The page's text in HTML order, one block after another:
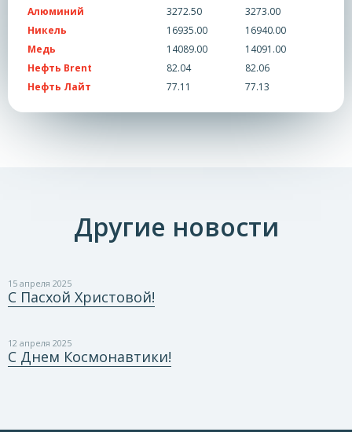
Алюминий
3272.50
3273.00
Никель
16935.00
16940.00
Медь
14089.00
14091.00
Нефть Brent
82.04
82.06
Нефть Лайт
77.11 77.13
Другие новости
15 апреля 2025
С Пасхой Христовой!
12 апреля 2025
С Днем Космонавтики!